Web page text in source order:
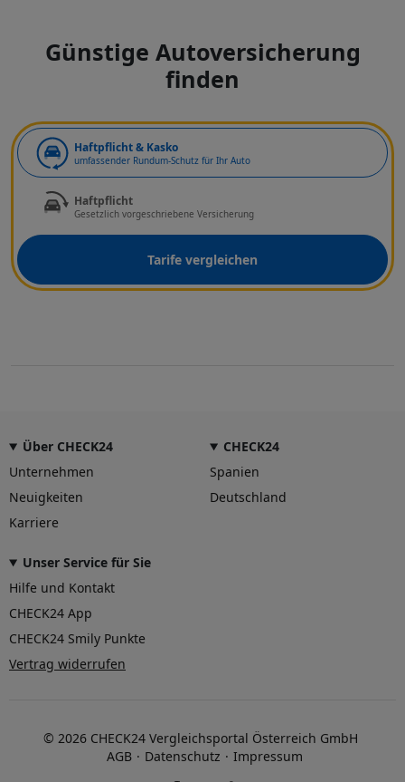
Günstige Autoversicherung
finden
Haftpflicht & Kasko
umfassender Rundum-Schutz für Ihr Auto
Haftpflicht
Gesetzlich vorgeschriebene Versicherung
Tarife vergleichen
Über CHECK24
Unternehmen
Neuigkeiten
Karriere
CHECK24
Spanien
Deutschland
Unser Service für Sie
Hilfe und Kontakt
CHECK24 App
CHECK24 Smily Punkte
Vertrag widerrufen
© 2026 CHECK24 Vergleichsportal Österreich GmbH
AGB
Datenschutz Impressum